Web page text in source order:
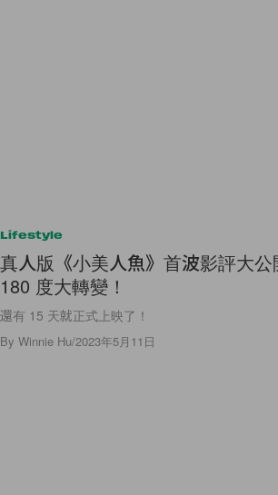
Lifestyle
真人版《小美人魚》首波影評大
180 度大轉變！
還有 15 天就正式上映了！
By Winnie Hu/2023年5月11日